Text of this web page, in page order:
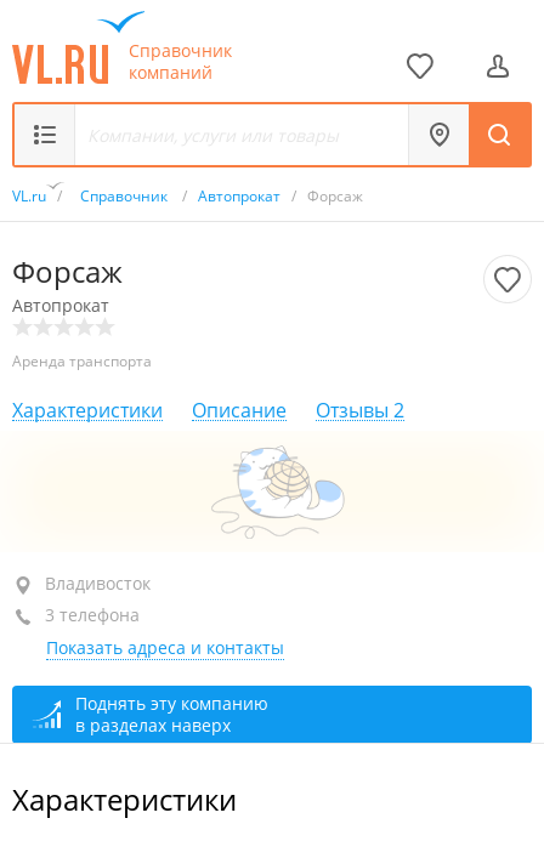
Справочник
компаний
VL.ru / Справочник / Автопрокат / Форсаж
Форсаж
Автопрокат
Аренда транспорта
Характеристики Описание Отзывы 2
ул. Черняховского, 13 стр. 3
+7 (423) 252-52-52
+7 (423) 253-53-53
+7 902 557-68-78
открыто: 09:00–19:00
Владивосток
3 телефона
Показать адреса и контакты
Поднять эту компанию
в разделах наверх
Характеристики